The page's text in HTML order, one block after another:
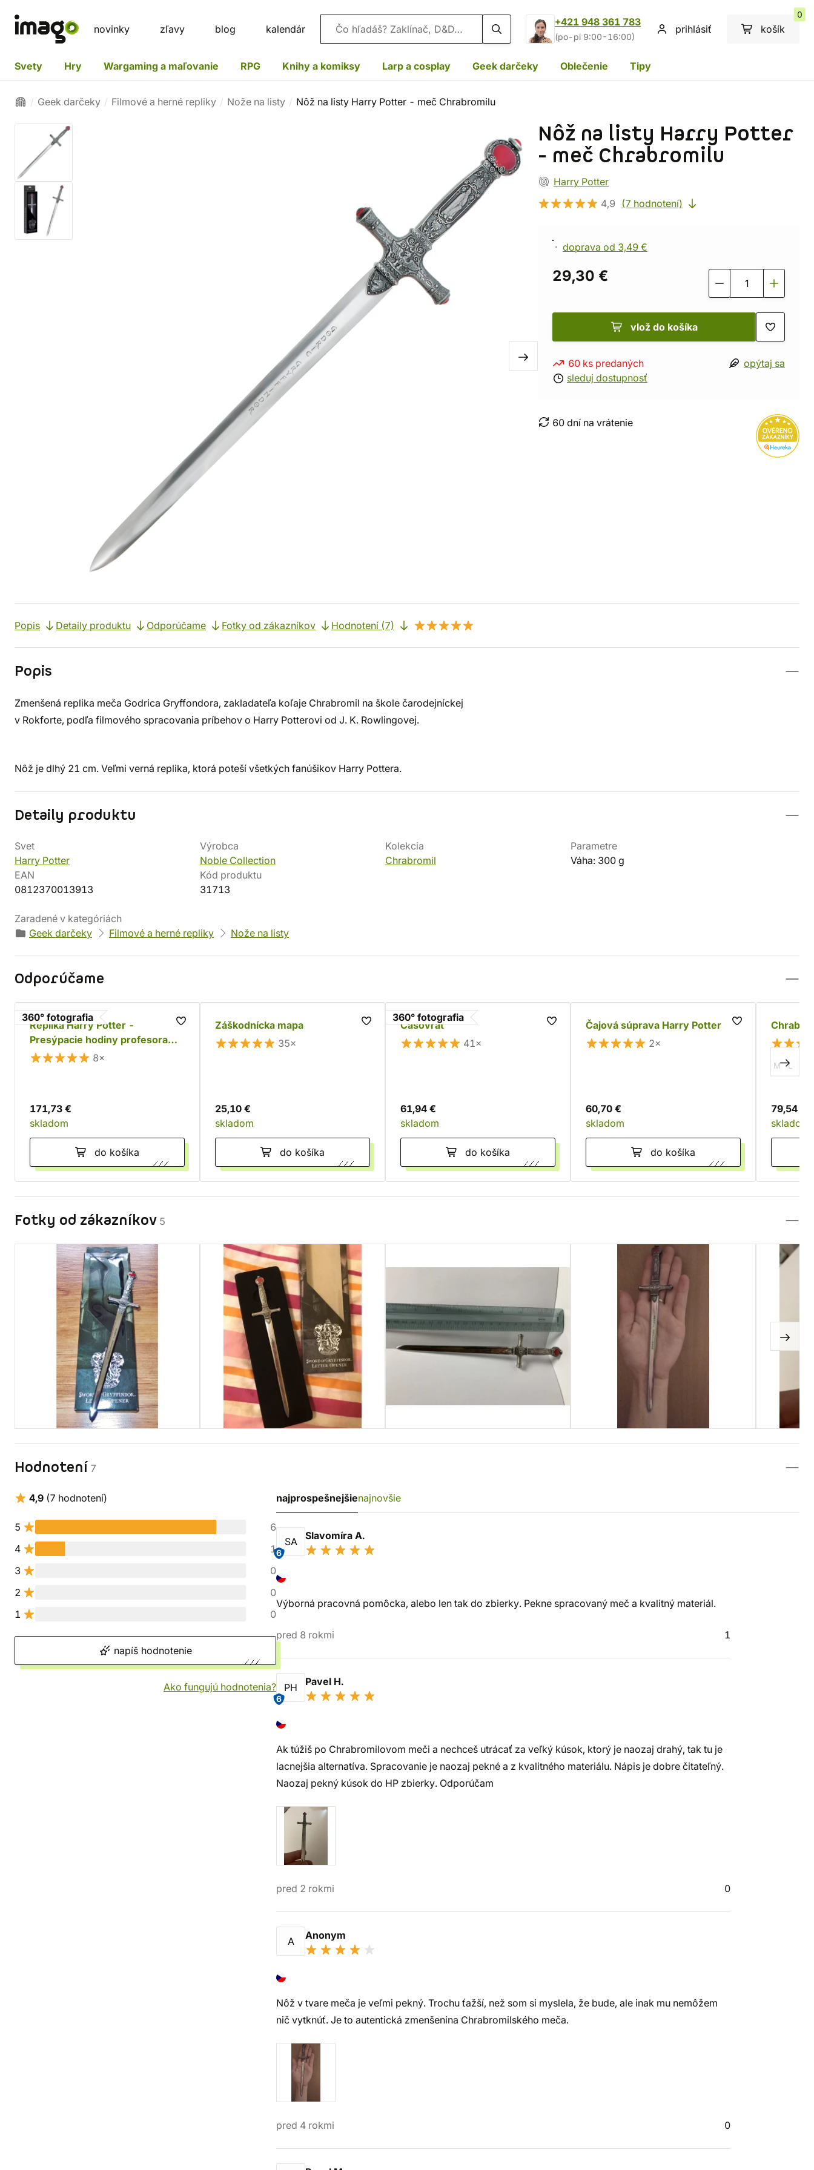
novinky zľavy blog kalendár Vyhľadávanie
+421 948 361 783
(po-pi 9:00-16:00)
prihlásiť košík
0
Svety Hry Wargaming a maľovanie RPG Knihy a komiksy Larp a cosplay Geek darčeky Oblečenie Tipy
Geek darčeky Filmové a herné repliky Nože na listy Nôž na listy Harry Potter - meč Chrabromilu
Nôž na listy Harry Potter
- meč Chrabromilu
Harry Potter
4,9 (7 hodnotení)
doprava od 3,49 €
29,30 €
vlož do košíka
60 ks predaných
sleduj dostupnosť
opýtaj sa
60 dní na vrátenie
Popis Detaily produktu Odporúčame Fotky od zákazníkov Hodnotení (7)
Popis
Zmenšená replika meča Godrica Gryffondora, zakladateľa koľaje Chrabromil na škole čarodejníckej
v Rokforte, podľa filmového spracovania príbehov o Harry Potterovi od J. K. Rowlingovej.
Nôž je dlhý 21 cm. Veľmi verná replika, ktorá poteší všetkých fanúšikov Harry Pottera.
Detaily produktu
Svet
Harry Potter
Výrobca
Noble Collection
Kolekcia
Chrabromil
Parametre
Váha: 300 g
EAN
0812370013913
Kód produktu
31713
Zaradené v kategóriách
Geek darčeky
Filmové a herné repliky Nože na listy
Odporúčame
360° fotografia
Replika Harry Potter -
Presýpacie hodiny profesora
Slughorna
8×
171,73 €
skladom
do košíka
Záškodnícka mapa
35×
25,10 €
skladom
do košíka
360° fotografia
Časovrat
41×
61,94 €
skladom
do košíka
Čajová súprava Harry Potter
2×
60,70 €
skladom
do košíka
M L
79,54 €
skladom
Fotky od zákazníkov 5
Hodnotení 7
4,9 (7 hodnotení)
5
6
4
1
3
0
2
0
1
0
napíš hodnotenie
Ako fungujú hodnotenia?
najprospešnejšienajnovšie
SA
6
Slavomíra A.
Výborná pracovná pomôcka, alebo len tak do zbierky. Pekne spracovaný meč a kvalitný materiál.
pred 8 rokmi 1
PH
6
Pavel H.
Ak túžiš po Chrabromilovom meči a nechceš utrácať za veľký kúsok, ktorý je naozaj drahý, tak tu je
lacnejšia alternatíva. Spracovanie je naozaj pekné a z kvalitného materiálu. Nápis je dobre čitateľný.
Naozaj pekný kúsok do HP zbierky. Odporúčam
pred 2 rokmi 0
A Anonym
Nôž v tvare meča je veľmi pekný. Trochu ťažší, než som si myslela, že bude, ale inak mu nemôžem
nič vytknúť. Je to autentická zmenšenina Chrabromilského meča.
pred 4 rokmi 0